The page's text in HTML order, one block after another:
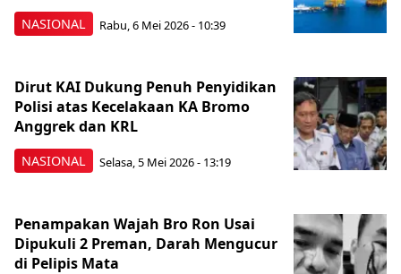
NASIONAL Rabu, 6 Mei 2026 - 10:39
NASIONAL
Dirut KAI Dukung Penuh Penyidikan
Polisi atas Kecelakaan KA Bromo
Anggrek dan KRL
Selasa, 5 Mei 2026 - 13:19
Penampakan Wajah Bro Ron Usai
Dipukuli 2 Preman, Darah Mengucur
di Pelipis Mata